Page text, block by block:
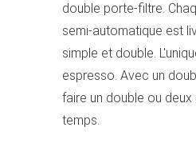
double porte-filtre.
semi-automatique est
simple et double.
espresso. Avec un
faire un double ou
temps.